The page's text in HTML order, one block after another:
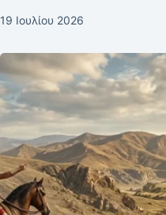
19 Ιουλίου 2026